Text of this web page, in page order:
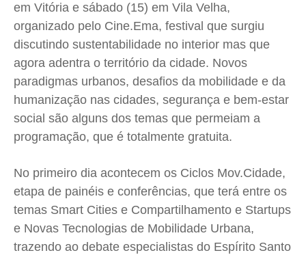
Educação
Segurança
Meio Ambiente
Saúde
Cidades
Colunas
Caetano Roque
Gustavo Bastos
Jr Mignone (in memorian)
Educação
Segurança
Meio Ambiente
Saúde
Cidades
Colunas
Caetano Roque
Gustavo Bastos
Jr Mignone (in memorian)
Educação
Segurança
Meio Ambiente
Saúde
Cidades
Colunas
Caetano Roque
Gustavo Bastos
Jr Mignone (in memorian)
Educação
Segurança
Meio Ambiente
Saúde
Cidades
Colunas
Caetano Roque
Gustavo Bastos
Jr Mignone (in memorian)
em Vitória e sábado (15) em Vila Velha,
organizado pelo Cine.Ema, festival que surgiu
discutindo sustentabilidade no interior mas que
agora adentra o território da cidade. Novos
paradigmas urbanos, desafios da mobilidade e da
humanização nas cidades, segurança e bem-estar
social são alguns dos temas que permeiam a
programação, que é totalmente gratuita.
No primeiro dia acontecem os Ciclos Mov.Cidade,
etapa de painéis e conferências, que terá entre os
temas Smart Cities e Compartilhamento e Startups
e Novas Tecnologias de Mobilidade Urbana,
trazendo ao debate especialistas do Espírito Santo